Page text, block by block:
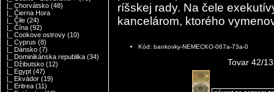
|_ Chorvátsko (48)
|_ Čierna Hora
|_ Čile (24)
|_ Čína (92)
|_ Cookove ostrovy (10)
|_ Cyprus (8)
|_ Dánsko (7)
|_ Dominikánska republika (34)
|_ Džibutsko (12)
|_ Egypt (47)
|_ Ekvádor (19)
|_ Eritrea (11)
ríšskej rady. Na čele
kancelárom, ktorého
Kód: bankovky-NEMECKO-067a-73a-0
Tovar 42/